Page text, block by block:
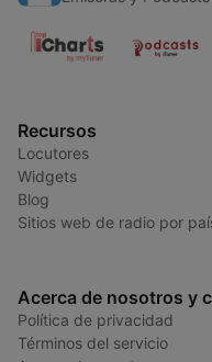
Recursos
Locutores
Widgets
Blog
Sitios web de radio por
Acerca de nosotros y
Política de privacidad
Términos del servicio